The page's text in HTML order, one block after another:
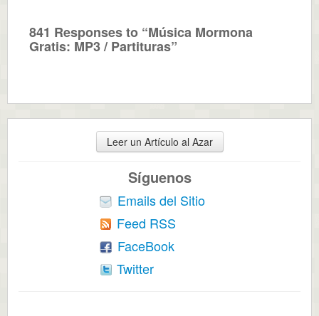
841 Responses to “Música Mormona
Gratis: MP3 / Partituras”
Leer un Artículo al Azar
Síguenos
Emails del Sitio
Feed RSS
FaceBook
Twitter